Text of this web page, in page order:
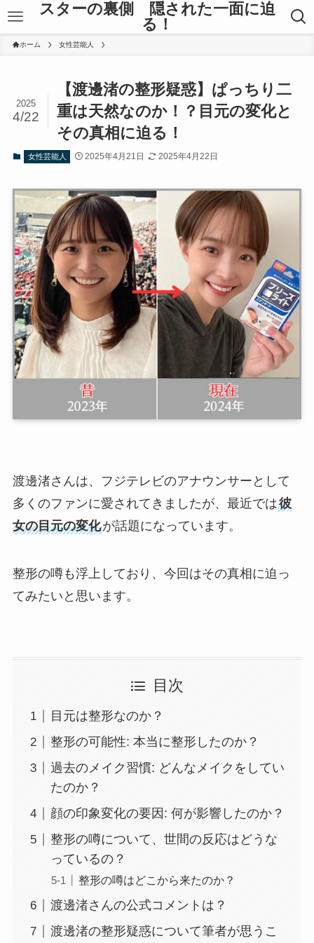
スターの裏側 隠された一面に迫
る！
ホーム 女性芸能人
【渡邊渚の整形疑惑】ぱっちり二
重は天然なのか！？目元の変化と
その真相に迫る！
2025
4/22
女性芸能人 2025年4月21日 2025年4月22日
渡邊渚さんは、フジテレビのアナウンサーとして
多くのファンに愛されてきましたが、最近では彼
女の目元の変化が話題になっています。
整形の噂も浮上しており、今回はその真相に迫っ
てみたいと思います。
目次
目元は整形なのか？
整形の可能性: 本当に整形したのか？
過去のメイク習慣: どんなメイクをしてい
たのか？
顔の印象変化の要因: 何が影響したのか？
整形の噂について、世間の反応はどうな
っているの？
整形の噂はどこから来たのか？
渡邊渚さんの公式コメントは？
渡邊渚の整形疑惑について筆者が思うこ